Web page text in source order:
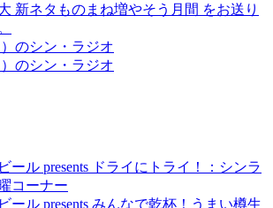
新ネタものまね増やそう月間 をお送り
のシン・ラジオ
のシン・ラジオ
ール presents ドライにトライ！：シンラ
コーナー
ール presents みんなで乾杯！うまい樽生